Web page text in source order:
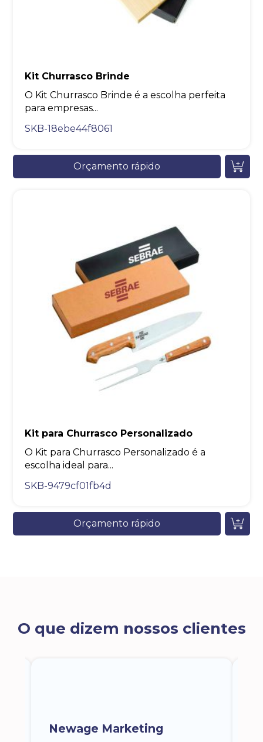
Kit Churrasco Brinde
O Kit Churrasco Brinde é a escolha perfeita
para empresas...
SKB-18ebe44f8061
Orçamento rápido
Kit para Churrasco Personalizado
O Kit para Churrasco Personalizado é a
escolha ideal para...
SKB-9479cf01fb4d
Orçamento rápido
O que dizem nossos clientes
Newage Marketing